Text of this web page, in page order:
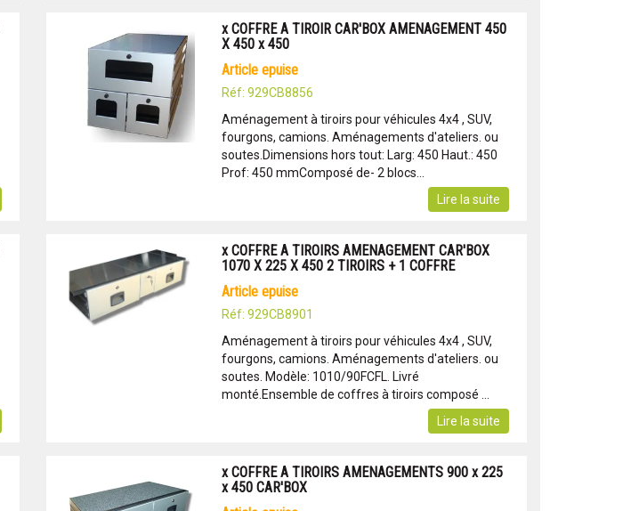
x COFFRE A TIROIR CAR'BOX AMENAGEMENT 450
X 450 x 450
article epuise
Réf: 929CB8856
Aménagement à tiroirs pour véhicules 4x4 , SUV,
fourgons, camions. Aménagements d'ateliers. ou
soutes.Dimensions hors tout: Larg: 450 Haut.: 450
Prof: 450 mmComposé de- 2 blocs...
Lire la suite
x COFFRE A TIROIRS AMENAGEMENT CAR'BOX
1070 X 225 X 450 2 TIROIRS + 1 COFFRE
article epuise
Réf: 929CB8901
Aménagement à tiroirs pour véhicules 4x4 , SUV,
fourgons, camions. Aménagements d'ateliers. ou
soutes. Modèle: 1010/90FCFL. Livré
monté.Ensemble de coffres à tiroirs composé ...
Lire la suite
x COFFRE A TIROIRS AMENAGEMENTS 900 x 225
x 450 CAR'BOX